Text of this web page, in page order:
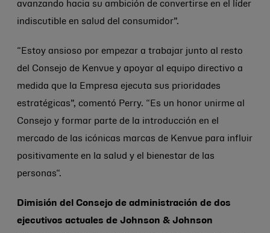
avanzando hacia su ambición de convertirse en el líder
indiscutible en salud del consumidor”.
“Estoy ansioso por empezar a trabajar junto al resto
del Consejo de Kenvue y apoyar al equipo directivo a
medida que la Empresa ejecuta sus prioridades
estratégicas”, comentó Perry. “Es un honor unirme al
Consejo y formar parte de la introducción en el
mercado de las icónicas marcas de Kenvue para influir
positivamente en la salud y el bienestar de las
personas“.
Dimisión del Consejo de administración de dos
ejecutivos actuales de Johnson & Johnson